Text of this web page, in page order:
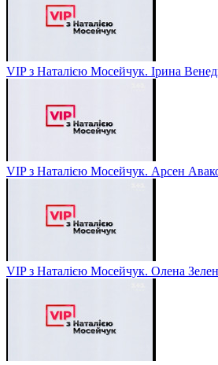
VIP з Наталією Мосейчук. Ірина
VIP з Наталією Мосейчук. Арсен
VIP з Наталією Мосейчук. Олена